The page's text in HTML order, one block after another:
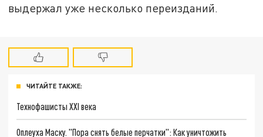
выдержал уже несколько переизданий.
ЧИТАЙТЕ ТАКЖЕ:
Технофашисты XXI века
Оплеуха Маску. "Пора снять белые перчатки": Как уничтожить